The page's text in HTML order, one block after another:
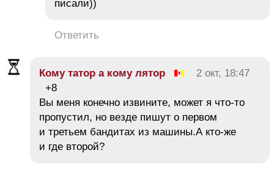
писали))
Ответить
Кому татор а кому лятор
2 окт, 18:47
+8
Вы меня конечно извините, может я что-то
пропустил, но везде пишут о первом
и третьем бандитах из машины.А кто-же
и где второй?